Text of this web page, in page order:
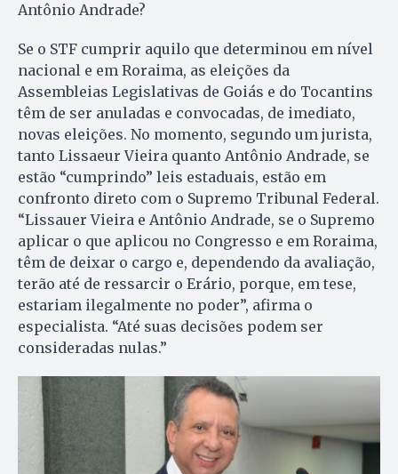
Antônio Andrade?
Se o STF cumprir aquilo que determinou em nível
nacional e em Roraima, as eleições da
Assembleias Legislativas de Goiás e do Tocantins
têm de ser anuladas e convocadas, de imediato,
novas eleições. No momento, segundo um jurista,
tanto Lissaeur Vieira quanto Antônio Andrade, se
estão “cumprindo” leis estaduais, estão em
confronto direto com o Supremo Tribunal Federal.
“Lissauer Vieira e Antônio Andrade, se o Supremo
aplicar o que aplicou no Congresso e em Roraima,
têm de deixar o cargo e, dependendo da avaliação,
terão até de ressarcir o Erário, porque, em tese,
estariam ilegalmente no poder”, afirma o
especialista. “Até suas decisões podem ser
consideradas nulas.”